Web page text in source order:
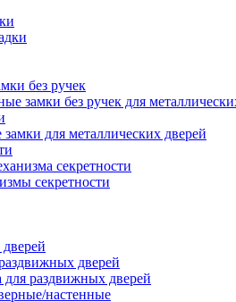
без ручек
замки без ручек для
для металлических дверей
секретности
секретности
дверей
раздвижных дверей
настенные